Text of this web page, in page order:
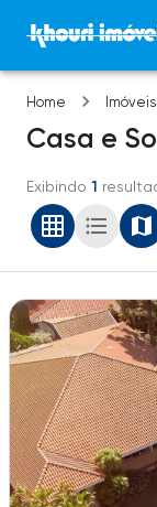
Home Imóveis
Casa e
Exibindo 1